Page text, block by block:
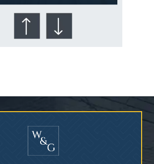
¿Quién corre el riesgo de